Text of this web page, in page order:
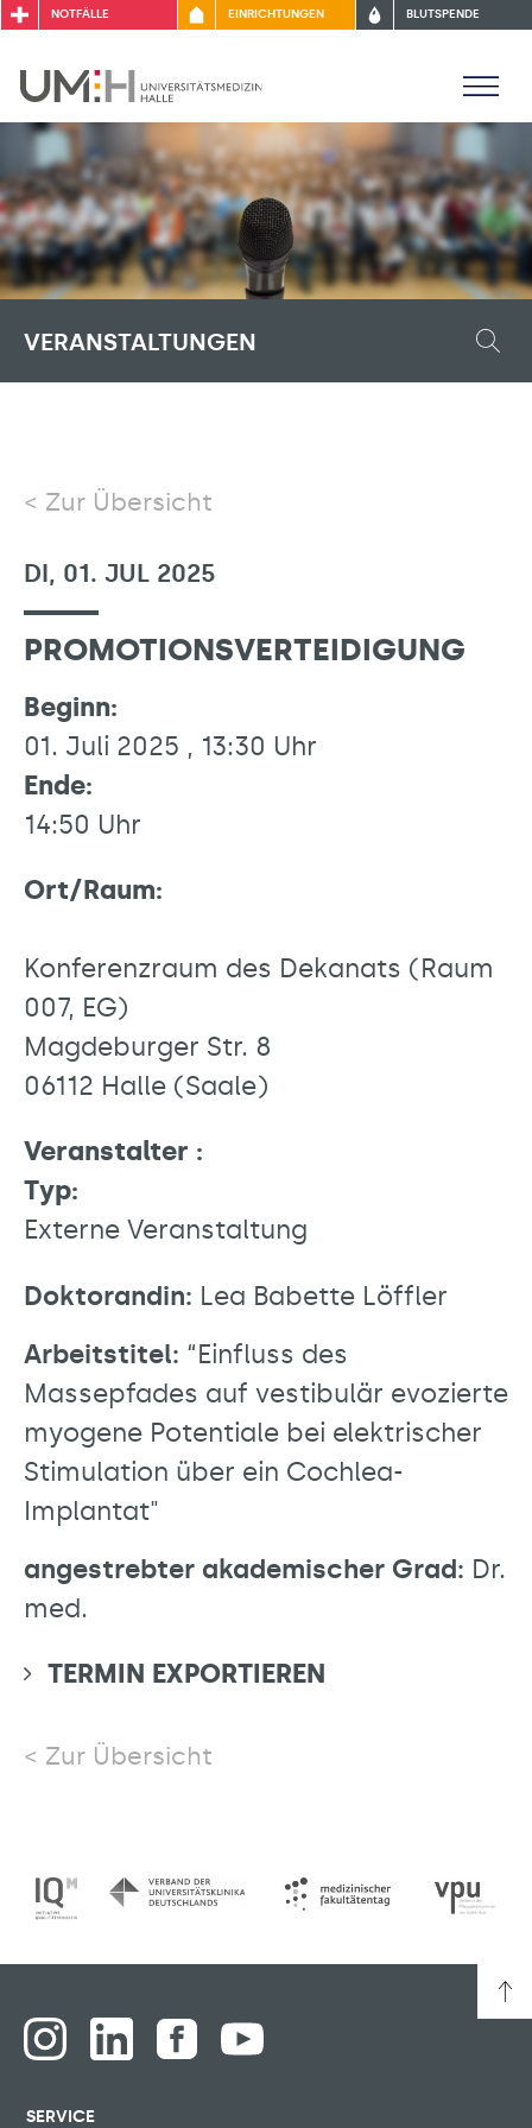
NOTFÄLLE EINRICHTUNGEN BLUTSPENDE
VERANSTALTUNGEN
Zur Übersicht
DI, 01. JUL 2025
PROMOTIONSVERTEIDIGUNG
Beginn:
01. Juli 2025 , 13:30 Uhr
Ende:
14:50 Uhr
Ort/Raum:
Konferenzraum des Dekanats (Raum
007, EG)
Magdeburger Str. 8
06112 Halle (Saale)
Veranstalter :
Typ:
Externe Veranstaltung
Doktorandin: Lea Babette Löffler
Arbeitstitel: “Einfluss des
Massepfades auf vestibulär evozierte
myogene Potentiale bei elektrischer
Stimulation über ein Cochlea-
Implantat"
angestrebter akademischer Grad: Dr.
med.
TERMIN EXPORTIEREN
Zur Übersicht
SERVICE